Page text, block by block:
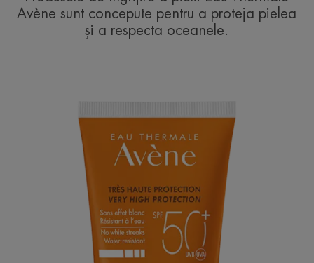
Avène sunt concepute pentru a proteja pielea
și a respecta oceanele.